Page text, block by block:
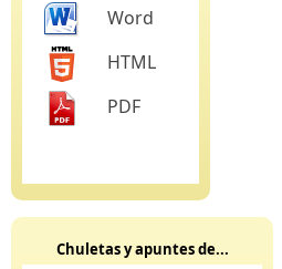
Word
HTML
PDF
Chuletas y apuntes de...